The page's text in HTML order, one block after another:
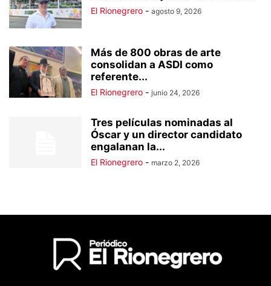
El Rionegrero - agosto 9, 2026
Más de 800 obras de arte
consolidan a ASDI como
referente...
El Rionegrero - junio 24, 2026
Tres películas nominadas al
Óscar y un director candidato
engalanan la...
El Rionegrero - marzo 2, 2026